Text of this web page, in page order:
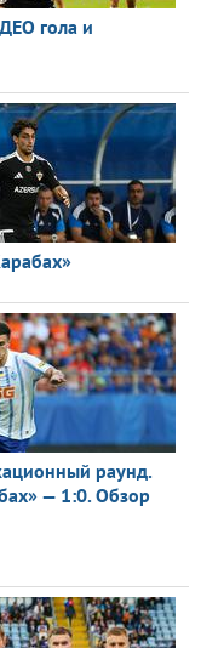
гола и
раунд.
— 1:0. Обзор